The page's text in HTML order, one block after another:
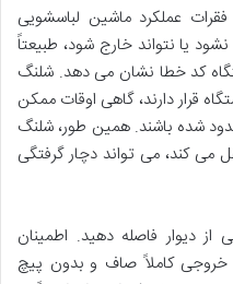
عملکرد ماشین لباسشویی
یا نتواند خارج شود، طبیعتاً
کد خطا نشان می دهد. شلنگ
قرار دارند، گاهی اوقات ممکن
شده باشند. همین طور، شلنگ
می کند، می تواند دچار گرفتگی
از دیوار فاصله دهید. اطمینان
کاملاً صاف و بدون پیچ